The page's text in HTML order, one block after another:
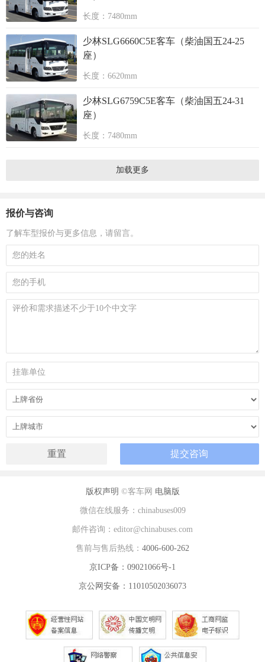
长度：7480mm
少林SLG6660C5E客车（柴油国五24-25
座）
长度：6620mm
少林SLG6759C5E客车（柴油国五24-31
座）
长度：7480mm
加载更多
报价与咨询
了解车型报价与更多信息，请留言。
版权声明 ©客车网 电脑版
微信在线服务：chinabuses009
邮件咨询：editor@chinabuses.com
售前与售后热线： 4006-600-262
京ICP备：09021066号-1
京公网安备：11010502036073